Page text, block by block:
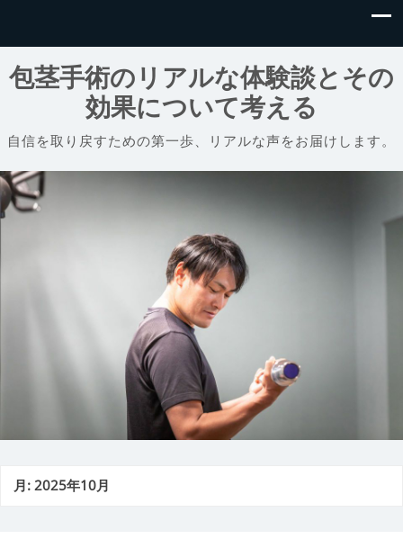
包茎手術のリアルな体験談とその
効果について考える
自信を取り戻すための第一歩、リアルな声をお届けします。
月:2025年10月